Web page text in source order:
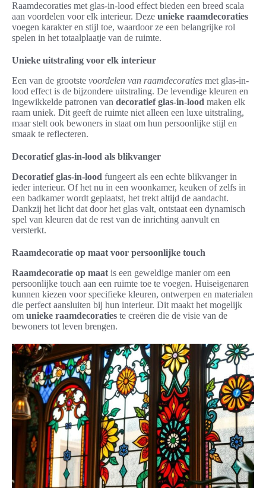
Raamdecoraties met glas-in-lood effect bieden een breed scala
aan voordelen voor elk interieur. Deze unieke raamdecoraties
voegen karakter en stijl toe, waardoor ze een belangrijke rol
spelen in het totaalplaatje van de ruimte.
Unieke uitstraling voor elk interieur
Een van de grootste voordelen van raamdecoraties met glas-in-
lood effect is de bijzondere uitstraling. De levendige kleuren en
ingewikkelde patronen van decoratief glas-in-lood maken elk
raam uniek. Dit geeft de ruimte niet alleen een luxe uitstraling,
maar stelt ook bewoners in staat om hun persoonlijke stijl en
smaak te reflecteren.
Decoratief glas-in-lood als blikvanger
Decoratief glas-in-lood fungeert als een echte blikvanger in
ieder interieur. Of het nu in een woonkamer, keuken of zelfs in
een badkamer wordt geplaatst, het trekt altijd de aandacht.
Dankzij het licht dat door het glas valt, ontstaat een dynamisch
spel van kleuren dat de rest van de inrichting aanvult en
versterkt.
Raamdecoratie op maat voor persoonlijke touch
Raamdecoratie op maat is een geweldige manier om een
persoonlijke touch aan een ruimte toe te voegen. Huiseigenaren
kunnen kiezen voor specifieke kleuren, ontwerpen en materialen
die perfect aansluiten bij hun interieur. Dit maakt het mogelijk
om unieke raamdecoraties te creëren die de visie van de
bewoners tot leven brengen.